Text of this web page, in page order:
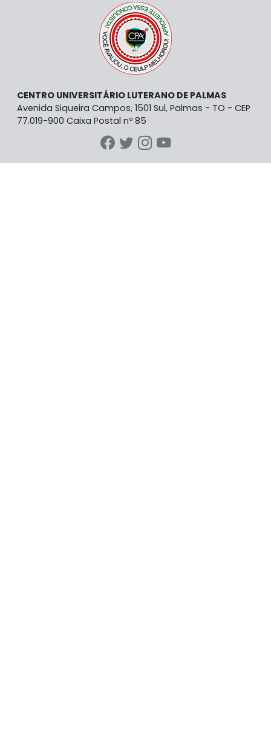
CENTRO UNIVERSITÁRIO LUTERANO DE PALMAS
Avenida Siqueira Campos, 1501 Sul, Palmas - TO - CEP
77.019-900 Caixa Postal nº 85